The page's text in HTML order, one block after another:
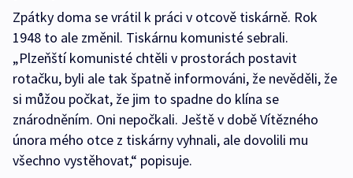
Zpátky doma se vrátil k práci v otcově tiskárně. Rok
1948 to ale změnil. Tiskárnu komunisté sebrali.
„Plzeňští komunisté chtěli v prostorách postavit
rotačku, byli ale tak špatně informováni, že nevěděli, že
si můžou počkat, že jim to spadne do klína se
znárodněním. Oni nepočkali. Ještě v době Vítězného
února mého otce z tiskárny vyhnali, ale dovolili mu
všechno vystěhovat,“ popisuje.